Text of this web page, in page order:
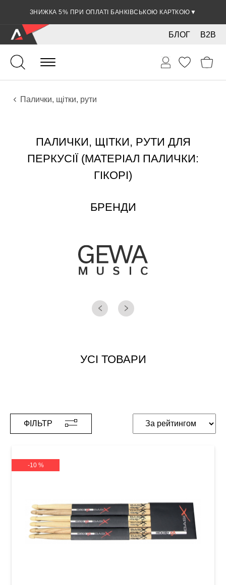
ЗНИЖКА 5% ПРИ ОПЛАТІ БАНКІВСЬКОЮ КАРТКОЮ ▼
B2B
БЛОГ
Ударні
Перкусія
Аксесуари
Палички, щітки, рути
ПАЛИЧКИ, ЩІТКИ, РУТИ ДЛЯ
ПЕРКУСІЇ (МАТЕРІАЛ ПАЛИЧКИ:
ГІКОРІ)
БРЕНДИ
УСІ ТОВАРИ
ФІЛЬТР
-10 %